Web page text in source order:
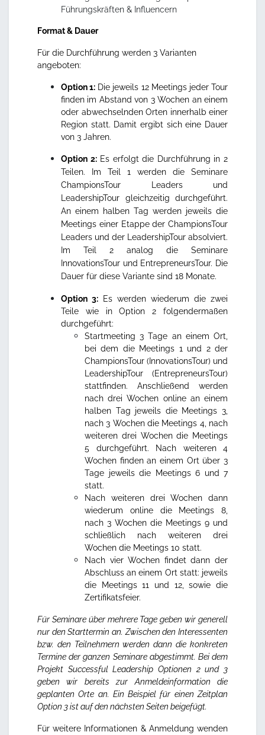
Führungskräften & Influencern
Format & Dauer
Für die Durchführung werden 3 Varianten
angeboten:
Option 1: Die jeweils 12 Meetings jeder Tour
finden im Abstand von 3 Wochen an einem
oder abwechselnden Orten innerhalb einer
Region statt. Damit ergibt sich eine Dauer
von 3 Jahren.
Option 2: Es erfolgt die Durchführung in 2
Teilen. Im Teil 1 werden die Seminare
ChampionsTour Leaders und
LeadershipTour gleichzeitig durchgeführt.
An einem halben Tag werden jeweils die
Meetings einer Etappe der ChampionsTour
Leaders und der LeadershipTour absolviert.
Im Teil 2 analog die Seminare
InnovationsTour und EntrepreneursTour. Die
Dauer für diese Variante sind 18 Monate.
Option 3: Es werden wiederum die zwei
Teile wie in Option 2 folgendermaßen
durchgeführt:
Startmeeting 3 Tage an einem Ort,
bei dem die Meetings 1 und 2 der
ChampionsTour (InnovationsTour) und
LeadershipTour (EntrepreneursTour)
stattfinden. Anschließend werden
nach drei Wochen online an einem
halben Tag jeweils die Meetings 3,
nach 3 Wochen die Meetings 4, nach
weiteren drei Wochen die Meetings
5 durchgeführt. Nach weiteren 4
Wochen finden an einem Ort über 3
Tage jeweils die Meetings 6 und 7
statt.
Nach weiteren drei Wochen dann
wiederum online die Meetings 8,
nach 3 Wochen die Meetings 9 und
schließlich nach weiteren drei
Wochen die Meetings 10 statt.
Nach vier Wochen findet dann der
Abschluss an einem Ort statt: jeweils
die Meetings 11 und 12, sowie die
Zertifikatsfeier.
Für Seminare über mehrere Tage geben wir generell
nur den Starttermin an. Zwischen den Interessenten
bzw. den Teilnehmern werden dann die konkreten
Termine der ganzen Seminare abgestimmt. Bei dem
Projekt Successful Leadership Optionen 2 und 3
geben wir bereits zur Anmeldeinformation die
geplanten Orte an. Ein Beispiel für einen Zeitplan
Option 3 ist auf den nächsten Seiten beigefügt.
Für weitere Informationen & Anmeldung wenden